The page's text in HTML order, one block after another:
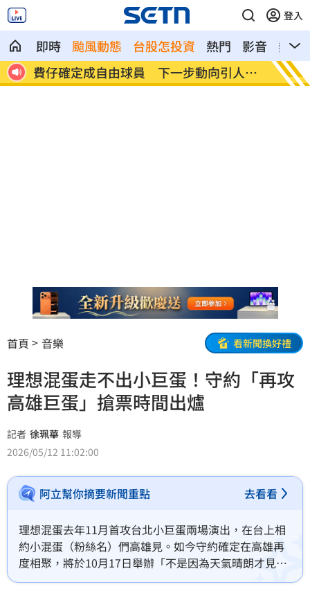
登入
即時 颱風動態 台股怎投資 熱門 影音
熱搜
命 費仔確定成自由球員 下一步動向引人關
注
米蘭
動
首頁 音樂 看新聞換好禮
理想混蛋走不出小巨蛋！守約「再攻
高雄巨蛋」搶票時間出爐
記者 徐珮華 報導
2026/05/12 11:02:00
阿立幫你摘要新聞重點 去看看
理想混蛋去年11月首攻台北小巨蛋兩場演出，在台上相
約小混蛋（粉絲名）們高雄見。如今守約確定在高雄再
度相聚，將於10月17日舉辦「不是因為天氣晴朗才見
面」高雄巨蛋演唱會，門票6月5日永豐貴賓序號優先購